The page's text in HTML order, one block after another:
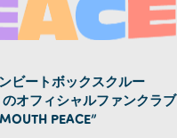
ビートボックスクルー
のオフィシャルファンクラブ
PEACE”